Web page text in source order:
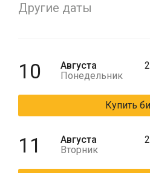
Другие даты
10
Августа
Понедельник
Купить
11
Августа
Вторник